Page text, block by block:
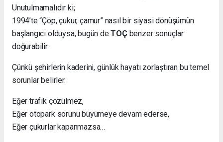
Unutulmamalıdır ki;
1994’te “Çöp, çukur, çamur” nasıl bir siyasi dönüşümün
başlangıcı olduysa, bugün deTOÇbenzer sonuçlar
doğurabilir.
Çünkü şehirlerin kaderini, günlük hayatı zorlaştıran bu temel
sorunlar belirler.
Eğer trafik çözülmez,
Eğer otopark sorunu büyümeye devam ederse,
Eğer çukurlar kapanmazsa…